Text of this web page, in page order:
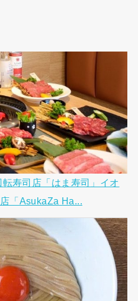
転寿司店「はま寿司」イオ
「AsukaZa Ha...